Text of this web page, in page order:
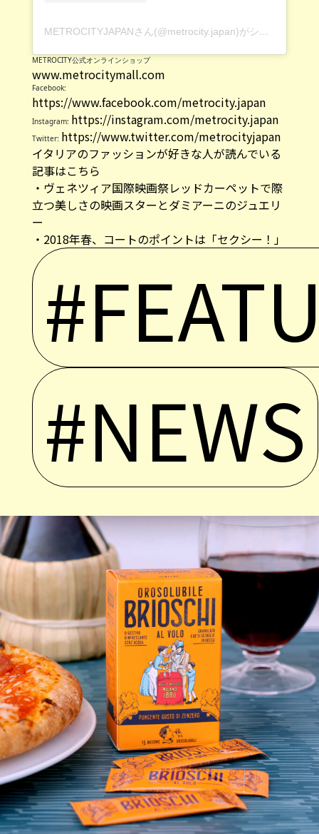
METROCITYJAPANさん(@metrocity.japan)がシェアした投稿
METROCITY公式オンラインショップ
www.metrocitymall.com
Facebook:
https://www.facebook.com/metrocity.japan
Instagram: https://instagram.com/metrocity.japan
Twitter: https://www.twitter.com/metrocityjapan
イタリアのファッションが好きな人が読んでいる
記事はこちら
・ ヴェネツィア国際映画祭レッドカーペットで際
立つ美しさの映画スターとダミアーニのジュエリ
ー
・ 2018年春、コートのポイントは「セクシー！」
#NEWS